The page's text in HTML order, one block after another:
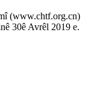
(www.chtf.org.cn)
30ê Avrêl 2019 e.